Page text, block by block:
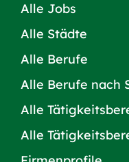
Alle Jobs
Alle Städte
Alle Berufe
Alle Berufe nach
Alle
Alle